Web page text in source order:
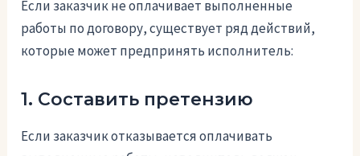
Если заказчик не оплачивает выполненные
работы по договору, существует ряд действий,
которые может предпринять исполнитель:
1. Составить претензию
Если заказчик отказывается оплачивать